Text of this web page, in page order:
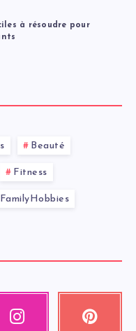
à résoudre pour
Beauté
Fitness